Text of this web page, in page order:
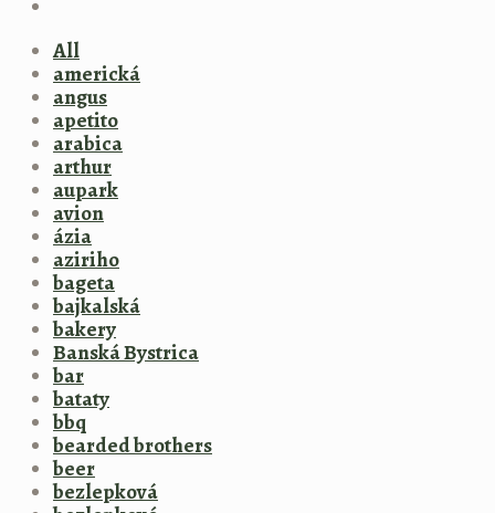
All
americká
angus
apetito
arabica
arthur
aupark
avion
ázia
aziriho
bageta
bajkalská
bakery
Banská Bystrica
bar
bataty
bbq
bearded brothers
beer
bezlepková